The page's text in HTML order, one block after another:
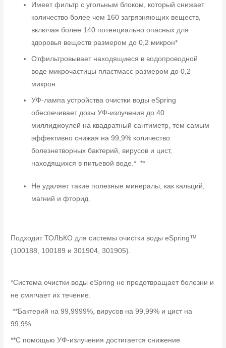
Имеет фильтр с угольным блоком, который снижает
количество более чем 160 загрязняющих веществ,
включая более 140 потенциально опасных для
здоровья веществ размером до 0,2 микрон*
Отфильтровывает находящиеся в водопроводной
воде микрочастицы пластмасс размером до 0,2
микрон
УФ-лампа устройства очистки воды eSpring
обеспечивает дозы УФ-излучения до 40
миллиджоулей на квадратный сантиметр, тем самым
эффективно снижая на 99,9% количество
болезнетворных бактерий, вирусов и цист,
находящихся в питьевой воде.* **
Не удаляет такие полезные минералы, как кальций,
магний и фторид.
Подходит ТОЛЬКО для системы очистки воды eSpring™
(100188, 100189 и 301904, 301905).
*Система очистки воды eSpring не предотвращает болезни и
не смягчает их течение.
**Бактерий на 99,9999%, вирусов на 99,99% и цист на
99,9%.
**С помощью УФ-излучения достигается снижение